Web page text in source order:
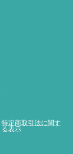
特定商取引法に関す
る表示